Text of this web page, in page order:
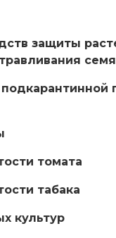
защиты
томата
табака
культур